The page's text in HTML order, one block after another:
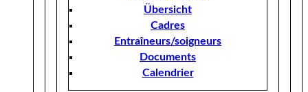
Übersicht
Cadres
Entraîneurs/soigneurs
Documents
Calendrier